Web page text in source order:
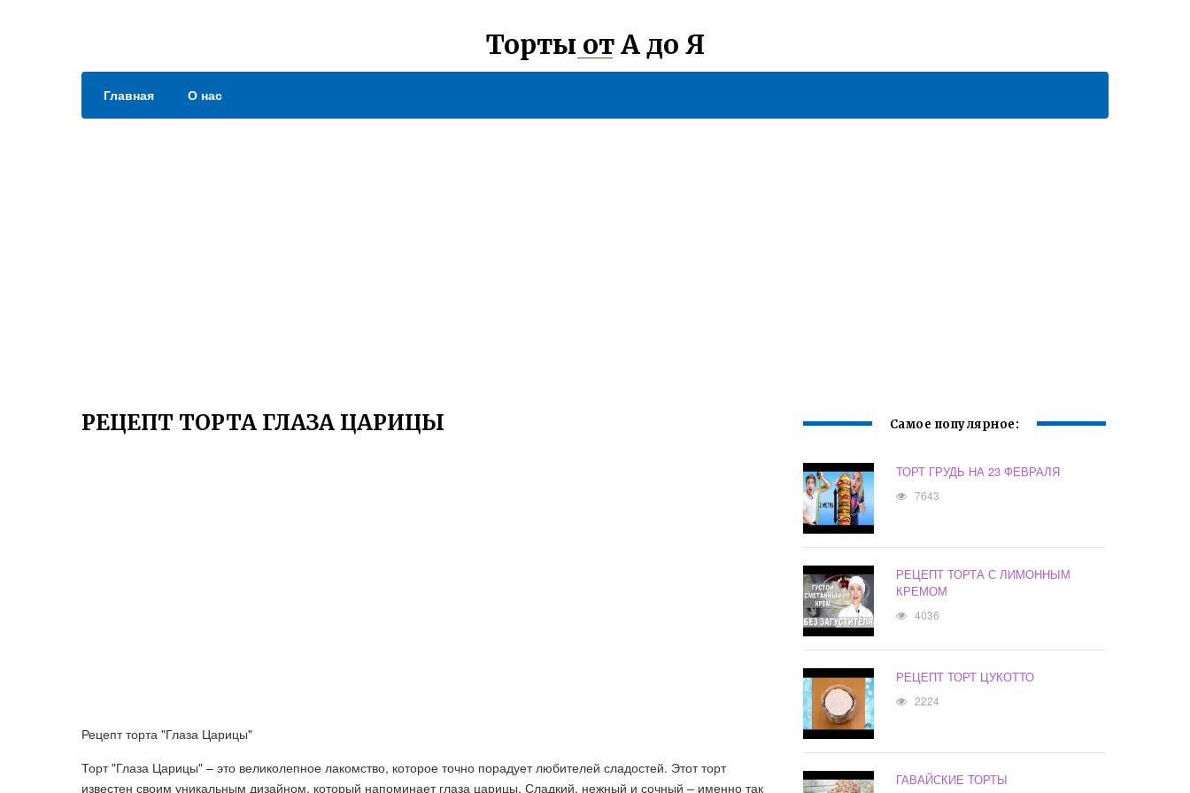
Торты от А до Я
Главная О нас
РЕЦЕПТ ТОРТА ГЛАЗА ЦАРИЦЫ
Рецепт торта "Глаза Царицы"
Торт "Глаза Царицы" – это великолепное лакомство, которое точно порадует любителей сладостей. Этот торт
известен своим уникальным дизайном, который напоминает глаза царицы. Сладкий, нежный и сочный – именно так
Самое популярное:
ТОРТ ГРУДЬ НА 23 ФЕВРАЛЯ
7643
РЕЦЕПТ ТОРТА С ЛИМОННЫМ
КРЕМОМ
4036
РЕЦЕПТ ТОРТ ЦУКОТТО
2224
ГАВАЙСКИЕ ТОРТЫ